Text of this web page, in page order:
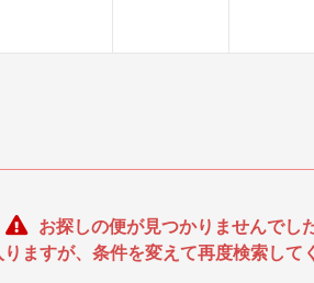
お探しの便が見つかりませんでし
ますが、条件を変えて再度検索して